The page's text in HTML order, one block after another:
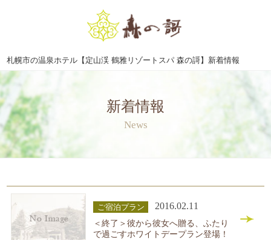
札幌市の温泉ホテル【定山渓 鶴雅リゾートスパ 森の謌】新着情報
新着情報
News
ご宿泊プラン 2016.02.11
＜終了＞彼から彼女へ贈る、ふたり
で過ごすホワイトデープラン登場！